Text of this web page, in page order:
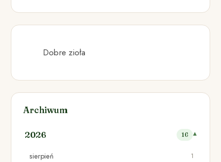
Dobre zioła
Archiwum
2026 16
sierpień 1